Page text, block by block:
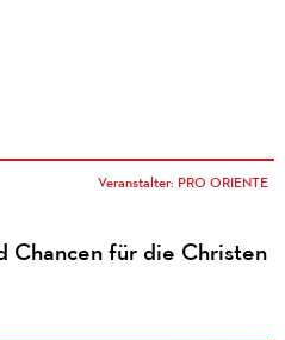
Veranstalter: PRO ORIENTE
Chancen für die Christen